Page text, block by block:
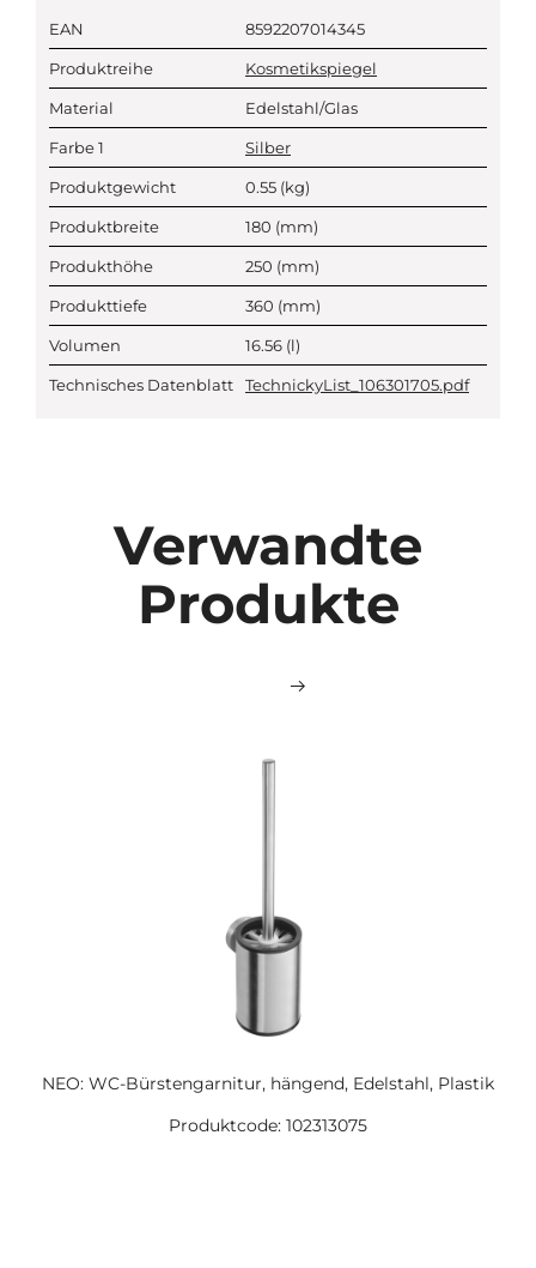
EAN 8592207014345
Produktreihe Kosmetikspiegel
Material Edelstahl/Glas
Farbe 1 Silber
Produktgewicht 0.55 (kg)
Produktbreite 180 (mm)
Produkthöhe 250 (mm)
Produkttiefe 360 (mm)
Volumen 16.56 (l)
Technisches Datenblatt TechnickyList_106301705.pdf
Verwandte
Produkte
NEO: WC-Bürstengarnitur, hängend, Edelstahl, Plastik
Produktcode: 102313075